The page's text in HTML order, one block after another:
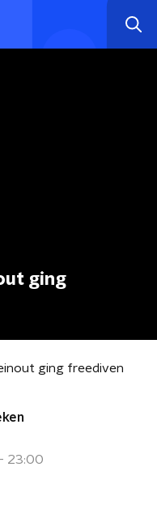
ging
ging freediven
23:00